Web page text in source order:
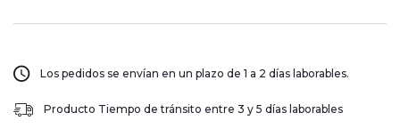
Los pedidos se envían en un plazo de 1 a 2 días laborables.
Producto Tiempo de tránsito entre 3 y 5 días laborables